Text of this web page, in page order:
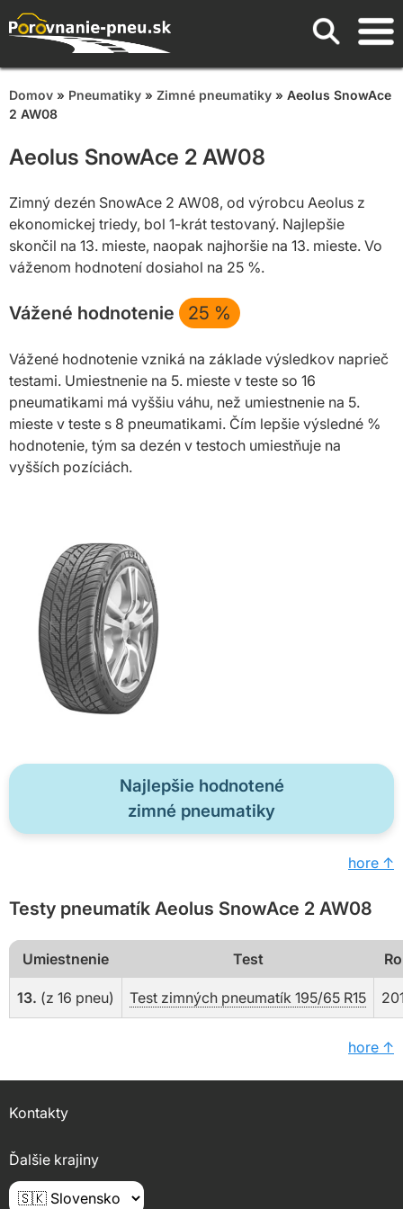
Domov » Pneumatiky » Zimné pneumatiky » Aeolus SnowAce
2 AW08
Aeolus SnowAce 2 AW08
Zimný dezén SnowAce 2 AW08, od výrobcu Aeolus z
ekonomickej triedy, bol 1-krát testovaný. Najlepšie
skončil na 13. mieste, naopak najhoršie na 13. mieste. Vo
váženom hodnotení dosiahol na 25 %.
Vážené hodnotenie 25 %
Vážené hodnotenie vzniká na základe výsledkov naprieč
testami. Umiestnenie na 5. mieste v teste so 16
pneumatikami má vyššiu váhu, než umiestnenie na 5.
mieste v teste s 8 pneumatikami. Čím lepšie výsledné %
hodnotenie, tým sa dezén v testoch umiestňuje na
vyšších pozíciách.
Najlepšie hodnotené
zimné pneumatiky
hore ↑
Testy pneumatík Aeolus SnowAce 2 AW08
Umiestnenie Test
13. (z 16 pneu) Test zimných pneumatík 195/65 R15
hore ↑
Kontakty
Ďalšie krajiny